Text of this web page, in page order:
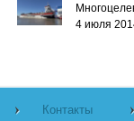
4 июля
Контакты